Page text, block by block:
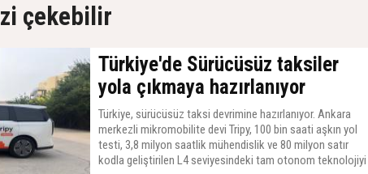
çekebilir
Türkiye'de Sürücüsüz taksiler
yola çıkmaya hazırlanıyor
Türkiye, sürücüsüz taksi devrimine hazırlanıyor. Ankara
merkezli mikromobilite devi Tripy, 100 bin saati aşkın yol
testi, 3,8 milyon saatlik mühendislik ve 80 milyon satır
kodla geliştirilen L4 seviyesindeki tam otonom teknolojiyi